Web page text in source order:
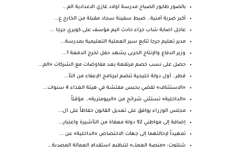
بالصور طابور الصباح مدرسة اولاد غازي الاعدادية الم...
أكبر ضربة أمنية.. ضبط سفينة سجاد مقبلة من الخارج ع...
عاجل اصابة شاب جراء حادث اليم مؤسف على كوبري جرجا ...
مدير تعليم جرجا تتابع سير العملية التعليمية بمدرسة...
وزير الدفاع والإنتاج الحربى يشهد حفل تخرج الدفعة 1...
حصل على نسب خصم مرتفعة بعد مفاوضات مع الشركات «الم...
قطر.. أول دولة خليجية تنضم لبرنامج الإعفاء من التأ...
«الاستئناف» تقضي بحبس مفتشة في هيئة الغذاء 4 سنوات...
«الداخلية» تستثني شرائح من «البيومترية».. مؤقتاً
مجلس الوزراء يوافق على تعديل القانون حفاظاً على ال...
إضافة إلى مواطني 92 دولة معفاة من التأشيرة واعتبار...
تمهيداً لإحالتهما إلى جهات الاختصاص «الداخلية» عن ...